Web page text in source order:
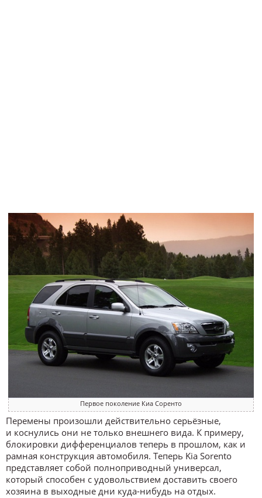
Первое поколение Киа Соренто
Перемены произошли действительно серьёзные,
и коснулись они не только внешнего вида. К примеру,
блокировки дифференциалов теперь в прошлом, как и
рамная конструкция автомобиля. Теперь Kia Sorento
представляет собой полноприводный универсал,
который способен с удовольствием доставить своего
хозяина в выходные дни куда-нибудь на отдых.